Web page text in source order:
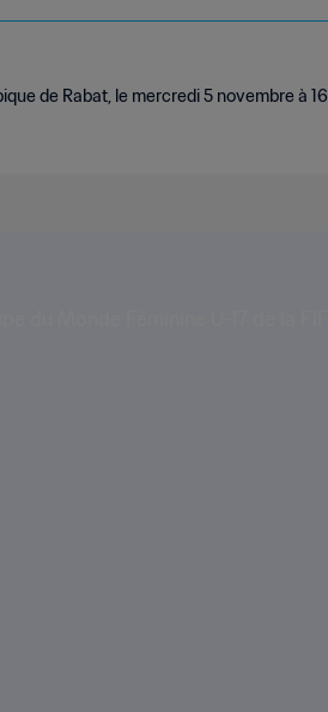
de Rabat, le mercredi 5 novembre à